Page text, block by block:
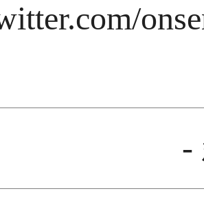
-